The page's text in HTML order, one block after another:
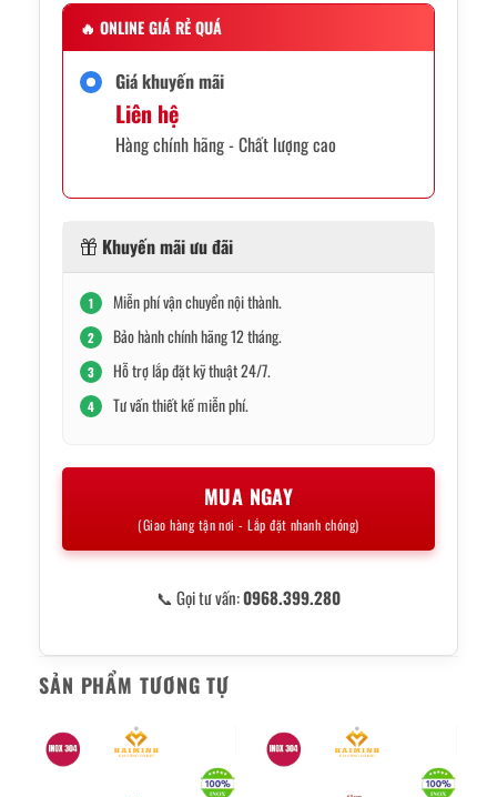
🔥 ONLINE GIÁ RẺ QUÁ
Giá khuyến mãi
Liên hệ
Hàng chính hãng - Chất lượng cao
Khuyến mãi ưu đãi
1 Miễn phí vận chuyển nội thành.
2 Bảo hành chính hãng 12 tháng.
3 Hỗ trợ lắp đặt kỹ thuật 24/7.
4 Tư vấn thiết kế miễn phí.
MUA NGAY
(Giao hàng tận nơi - Lắp đặt nhanh chóng)
📞 Gọi tư vấn:0968.399.280
SẢN PHẨM TƯƠNG TỰ